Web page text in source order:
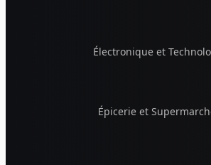
Électronique et
Épicerie et